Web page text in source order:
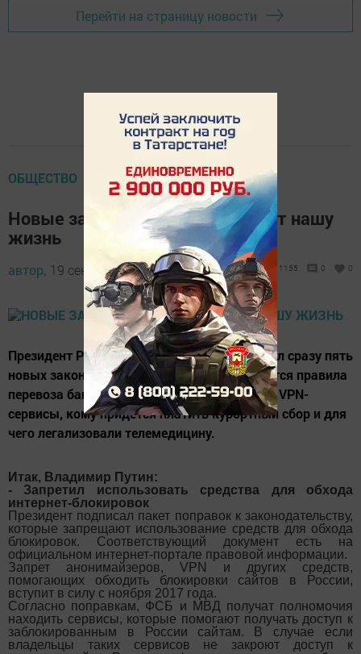
Перейти на страницу новости
ОБЩЕСТВО
Новые законы, которые изменят нашу
жизнь
автор, 19 сентября 2017 - 16:41 1155 0 0
Президент России Владимир Путин подписал сразу пять
новых законов. Рассказываем, как изменятся правила
перевоза багажа, что ждет мессенджеры и VPN-
сервисы, кому придется платить курортный сбор и для
чего легализовали телемедицину.
Итак, Владимир Путин:
- Запретил использовать средства для обхода
интернет-блокировок
Президент подписал пакет поправок к законодательству,
которые запрещают использование средств для обхода
блокировок. Соответствующий документ есть на
официальном интернет-портале правовой информации.
Запрет анонимайзеров, VPN и других средств,
помогающих обходить блокировки сайтов в России,
вступит в силу с ноября 2017 года.
Согласно поправкам, ФСБ и МВД получат полномочия
находить сервисы, которые помогают получать доступ к
заблокированным в России сайтам. В случае если
владельцы таких сервисов не закроют доступ к